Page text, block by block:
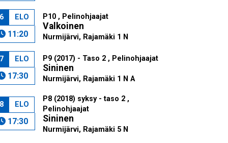
ELO
11:20
P10 , Pelinohjaajat
Valkoinen
Nurmijärvi, Rajamäki 1 N
ELO
17:30
P9 (2017) - Taso 2 , Pelinohjaajat
Sininen
Nurmijärvi, Rajamäki 1 N A
ELO
17:30
P8 (2018) syksy - taso 2 ,
Pelinohjaajat
Sininen
Nurmijärvi, Rajamäki 5 N